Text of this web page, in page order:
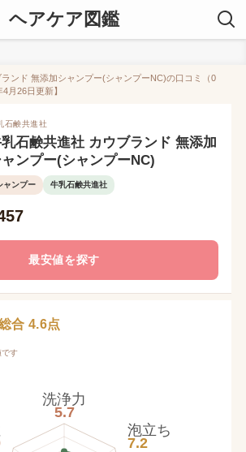
ヘアケア図鑑
ンド 無添加シャンプー(シャンプーNC)の口コミ（0
月26日更新】
石鹸共進社
石鹸共進社 カウブランド 無添加
ンプー(シャンプーNC)
ャンプー 牛乳石鹸共進社
最安値を探す
合 4.6点
す
洗浄力
5.7
泡立ち
7.2